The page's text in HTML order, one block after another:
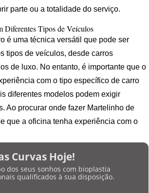
parte ou a totalidade do serviço.
Diferentes Tipos de Veículos
é uma técnica versátil que pode ser
tipos de veículos, desde carros
de luxo. No entanto, é importante que o
com o tipo específico de carro
diferentes modelos podem exigir
Ao procurar onde fazer Martelinho de
que a oficina tenha experiência com o
Curvas Hoje!
dos seus sonhos com bioplastia
qualificados à sua disposição.